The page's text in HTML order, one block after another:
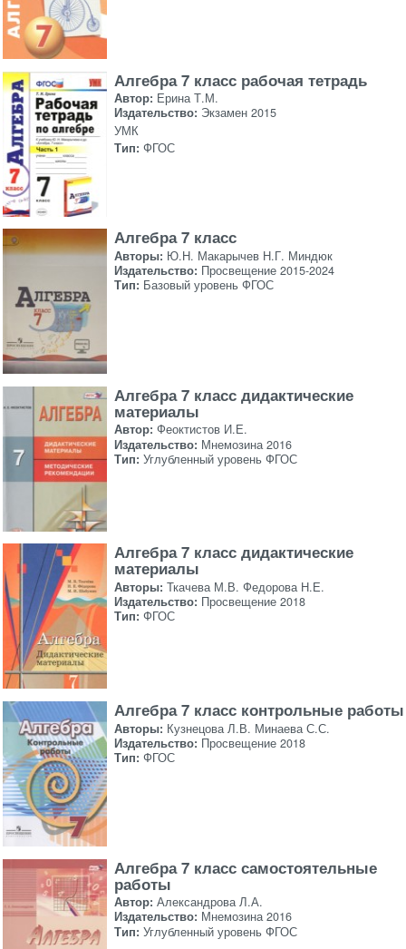
Алгебра 7 класс рабочая тетрадь
Автор: Ерина Т.М.
Издательство: Экзамен 2015
УМК
Тип: ФГОС
Алгебра 7 класс
Авторы: Ю.Н. Макарычев Н.Г. Миндюк
Издательство: Просвещение 2015-2024
Тип: Базовый уровень ФГОС
Алгебра 7 класс дидактические
материалы
Автор: Феоктистов И.Е.
Издательство: Мнемозина 2016
Тип: Углубленный уровень ФГОС
Алгебра 7 класс дидактические
материалы
Авторы: Ткачева М.В. Федорова Н.Е.
Издательство: Просвещение 2018
Тип: ФГОС
Алгебра 7 класс контрольные работы
Авторы: Кузнецова Л.В. Минаева С.С.
Издательство: Просвещение 2018
Тип: ФГОС
Алгебра 7 класс самостоятельные
работы
Автор: Александрова Л.А.
Издательство: Мнемозина 2016
Тип: Углубленный уровень ФГОС